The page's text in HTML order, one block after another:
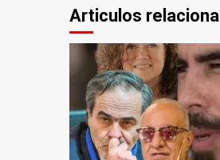
Articulos